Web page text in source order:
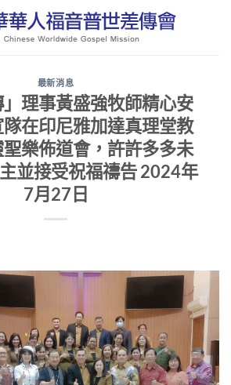
最新消息
」理事黃盛強牧師精心安
在印尼雅加達真理堂教
樂佈道會，許許多多未
並接受祝福禱告 2024年
7月27日